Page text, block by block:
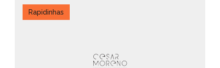
Rapidinhas